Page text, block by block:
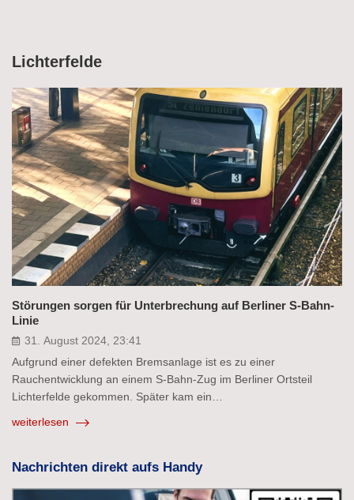
Lichterfelde
Störungen sorgen für Unterbrechung auf Berliner S-Bahn-
Linie
31. August 2024, 23:41
Aufgrund einer defekten Bremsanlage ist es zu einer
Rauchentwicklung an einem S-Bahn-Zug im Berliner Ortsteil
Lichterfelde gekommen. Später kam ein…
weiterlesen
Nachrichten direkt aufs Handy